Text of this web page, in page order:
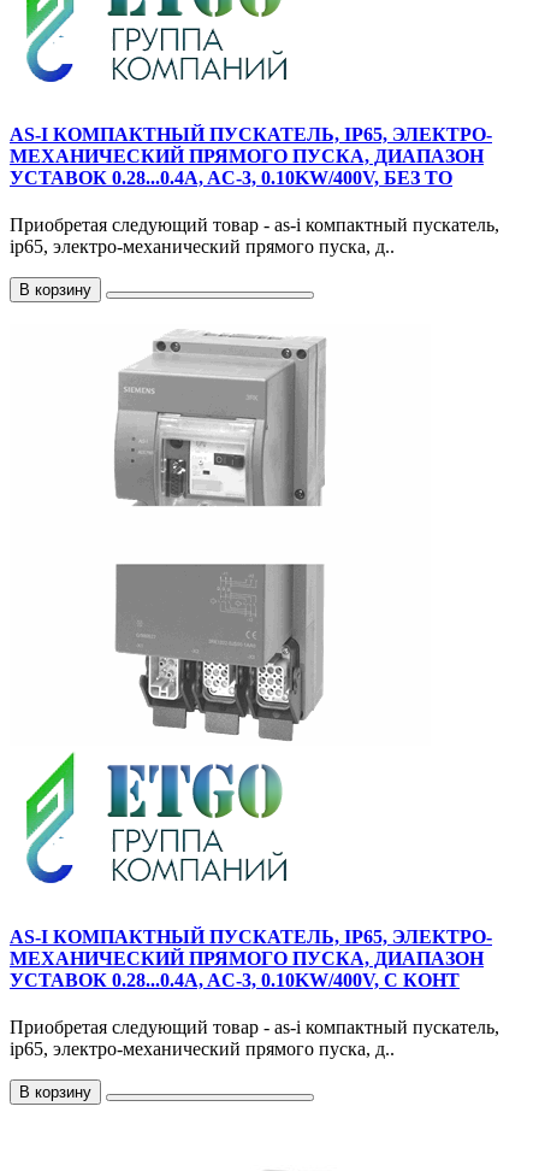
AS-I КОМПАКТНЫЙ ПУСКАТЕЛЬ, IP65, ЭЛЕКТРО-
МЕХАНИЧЕСКИЙ ПРЯМОГО ПУСКА, ДИАПАЗОН
УСТАВОК 0.28...0.4A, AC-3, 0.10KW/400V, БЕЗ ТО
Приобретая следующий товар - as-i компактный пускатель,
ip65, электро-механический прямого пуска, д..
В корзину
AS-I КОМПАКТНЫЙ ПУСКАТЕЛЬ, IP65, ЭЛЕКТРО-
МЕХАНИЧЕСКИЙ ПРЯМОГО ПУСКА, ДИАПАЗОН
УСТАВОК 0.28...0.4A, AC-3, 0.10KW/400V, С КОНТ
Приобретая следующий товар - as-i компактный пускатель,
ip65, электро-механический прямого пуска, д..
В корзину